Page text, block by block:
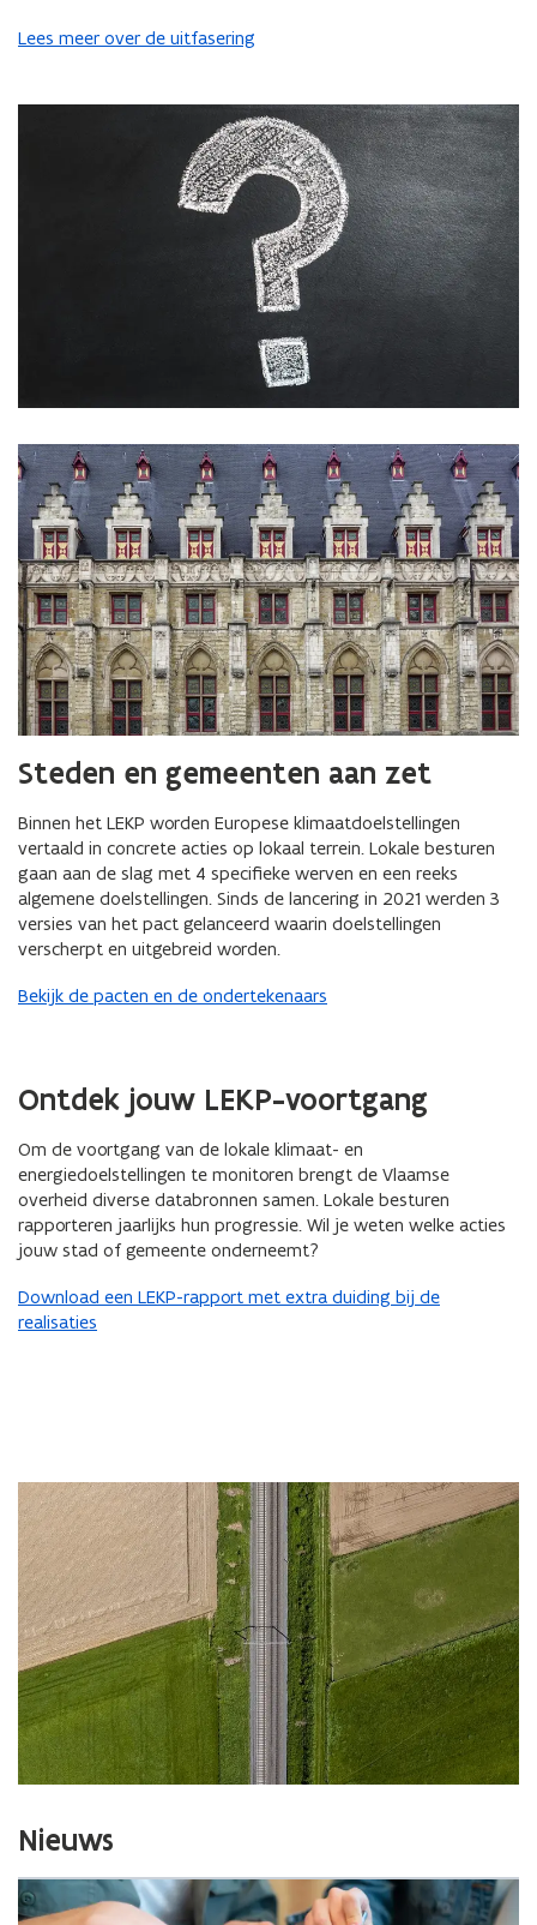
Lees meer over de uitfasering
Steden en gemeenten aan zet
Binnen het LEKP worden Europese klimaatdoelstellingen
vertaald in concrete acties op lokaal terrein. Lokale besturen
gaan aan de slag met 4 specifieke werven en een reeks
algemene doelstellingen. Sinds de lancering in 2021 werden 3
versies van het pact gelanceerd waarin doelstellingen
verscherpt en uitgebreid worden.
Bekijk de pacten en de ondertekenaars
Ontdek jouw LEKP-voortgang
Om de voortgang van de lokale klimaat- en
energiedoelstellingen te monitoren brengt de Vlaamse
overheid diverse databronnen samen. Lokale besturen
rapporteren jaarlijks hun progressie. Wil je weten welke acties
jouw stad of gemeente onderneemt?
Download een LEKP-rapport met extra duiding bij de
realisaties
Nieuws